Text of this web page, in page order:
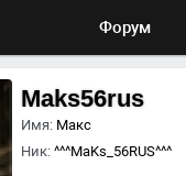
Форум
Maks56rus
Имя: Макс
Ник: ^^^MaKs_56RUS^^^